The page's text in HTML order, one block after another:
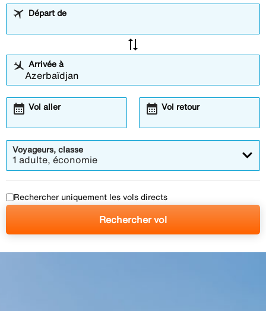
Départ de
sync_alt
Arrivée à
Vol aller
calendar_month Vol retour
calendar_month
Voyageurs, classe
1 adulte, économie
Rechercher uniquement les vols directs
Rechercher vol